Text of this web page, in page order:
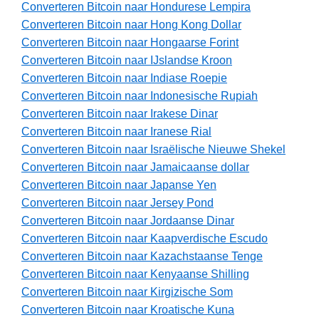
Converteren Bitcoin naar Hondurese Lempira
Converteren Bitcoin naar Hong Kong Dollar
Converteren Bitcoin naar Hongaarse Forint
Converteren Bitcoin naar IJslandse Kroon
Converteren Bitcoin naar Indiase Roepie
Converteren Bitcoin naar Indonesische Rupiah
Converteren Bitcoin naar Irakese Dinar
Converteren Bitcoin naar Iranese Rial
Converteren Bitcoin naar Israëlische Nieuwe Shekel
Converteren Bitcoin naar Jamaicaanse dollar
Converteren Bitcoin naar Japanse Yen
Converteren Bitcoin naar Jersey Pond
Converteren Bitcoin naar Jordaanse Dinar
Converteren Bitcoin naar Kaapverdische Escudo
Converteren Bitcoin naar Kazachstaanse Tenge
Converteren Bitcoin naar Kenyaanse Shilling
Converteren Bitcoin naar Kirgizische Som
Converteren Bitcoin naar Kroatische Kuna